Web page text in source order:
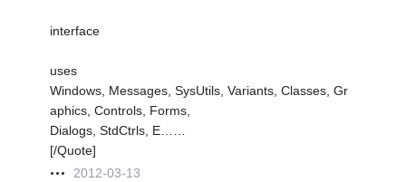
interface
uses
Windows, Messages, SysUtils, Variants, Classes, Gr
aphics, Controls, Forms,
Dialogs, StdCtrls, E……
[/Quote]
2012-03-13